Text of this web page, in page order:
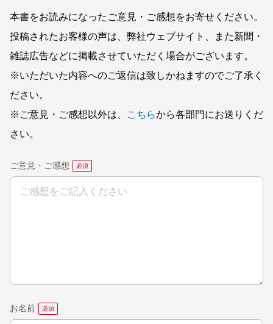
本書をお読みになったご意見・ご感想をお寄せください。
投稿されたお客様の声は、弊社ウェブサイト、また新聞・
雑誌広告などに掲載させていただく場合がございます。
※いただいた内容へのご返信は致しかねますのでご了承く
ださい。
※ご意見・ご感想以外は、
こちらから各部門にお送りくだ
さい。
ご意見・ご感想
お名前